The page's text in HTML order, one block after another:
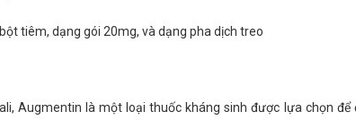
tiêm, dạng gói 20mg, và dạng pha dịch treo
Augmentin là một loại thuốc kháng sinh được lựa chọn để